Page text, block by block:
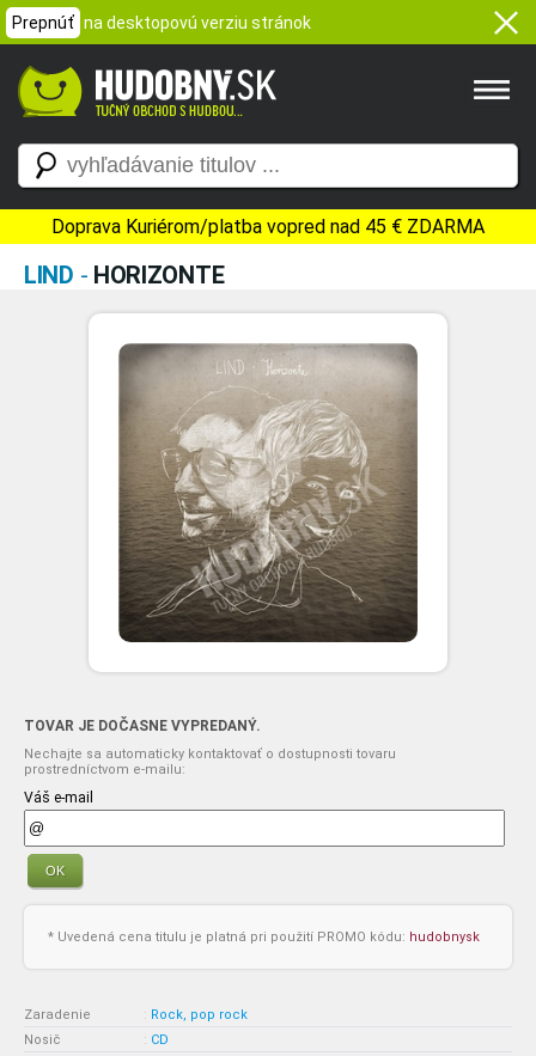
Prepnúť na desktopovú verziu stránok
Doprava Kuriérom/platba vopred nad 45 € ZDARMA
LIND - HORIZONTE
TOVAR JE DOČASNE VYPREDANÝ.
Nechajte sa automaticky kontaktovať o dostupnosti tovaru
prostredníctvom e-mailu:
Váš e-mail
OK
* Uvedená cena titulu je platná pri použití PROMO kódu: hudobnysk
Zaradenie : Rock, pop rock
Nosič
: CD